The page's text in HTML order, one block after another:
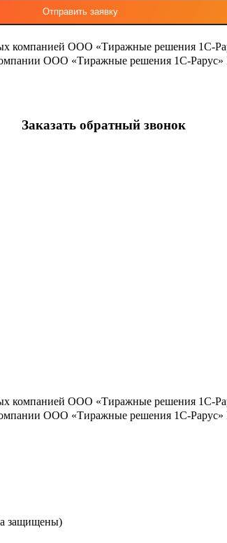
компанией ООО «Тиражные решения 1С-
ООО «Тиражные решения 1С-Рарус»
Заказать обратный звонок
компанией ООО «Тиражные решения 1С-
ООО «Тиражные решения 1С-Рарус»
защищены)